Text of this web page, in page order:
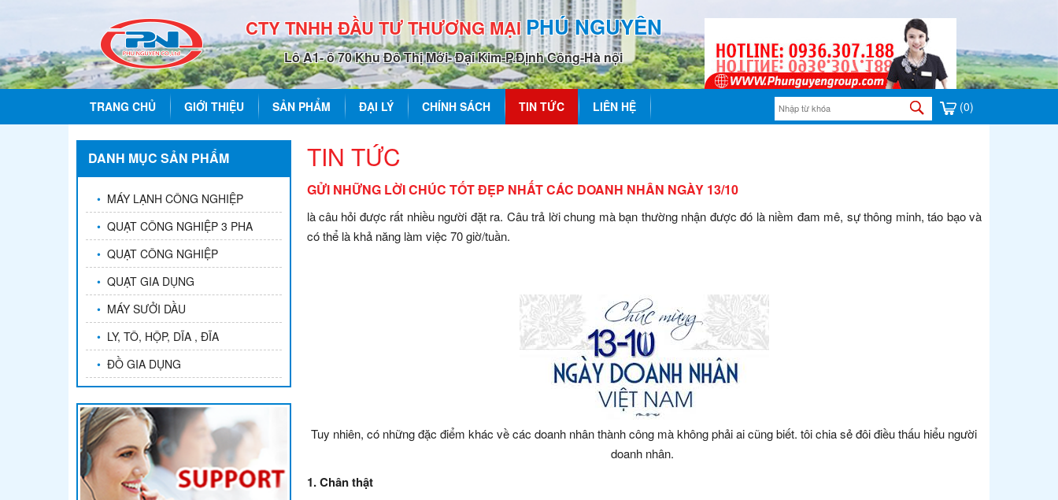
CTY TNHH ĐẦU TƯ THƯƠNG MẠI PHÚ NGUYÊN
Lô A1- ô 70 Khu Đô Thị Mới- Đại Kim-P.Định Công-Hà nội
TRANG CHỦ GIỚI THIỆU SẢN PHẨM ĐẠI LÝ CHÍNH SÁCH TIN TỨC LIÊN HỆ (0)
DANH MỤC SẢN PHẨM
• MÁY LẠNH CÔNG NGHIỆP
• QUẠT CÔNG NGHIỆP 3 PHA
• QUẠT CÔNG NGHIỆP
• QUẠT GIA DỤNG
• MÁY SƯỞI DẦU
• LY, TÔ, HỘP, DĨA , ĐĨA
• ĐỒ GIA DỤNG
TIN TỨC
GỬI NHỮNG LỜI CHÚC TỐT ĐẸP NHẤT CÁC DOANH NHÂN NGÀY 13/10
là câu hỏi được rất nhiều người đặt ra. Câu trả lời chung mà bạn thường nhận được đó là niềm đam mê, sự thông minh, táo bạo và
có thể là khả năng làm việc 70 giờ/tuần.
Tuy nhiên, có những đặc điểm khác về các doanh nhân thành công mà không phải ai cũng biết. tôi chia sẻ đôi điều thấu hiểu người
doanh nhân.
1. Chân thật